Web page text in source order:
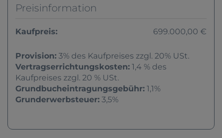
Preisinformation
Kaufpreis: 699.000,00 €
Provision: 3% des Kaufpreises zzgl. 20% USt.
Vertragserrichtungskosten: 1,4 % des
Kaufpreises zzgl. 20 % USt.
Grundbucheintragungsgebühr: 1,1%
Grunderwerbsteuer: 3,5%